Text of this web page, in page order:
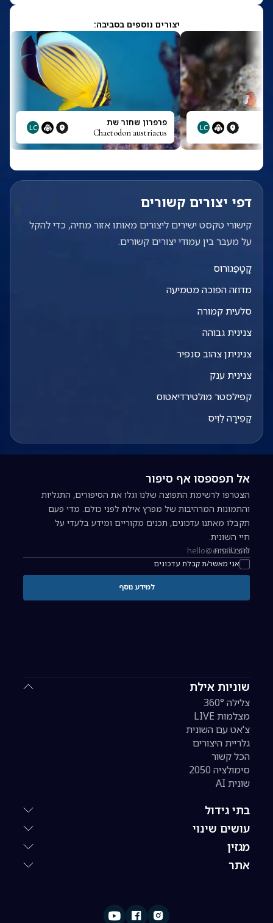
יצורים נוספים בסביבה:
LC פרפרון שחור שת
Chaetodon austriacus
LC
דפי יצורים קשורים
קישורי טקסט ישירים ליצורים מאותו אזור מחיה, כדי להקל
על מעבר בין עמודי יצורים קשורים.
קָטָפַּגוּרוּס
מדוזה הפוכה מטמיעה
סלעית קמורה
צנינית גבוהה
צניניתן צהוב סנפיר
צנינית ענק
קפילסטר מולטירדיאטוס
קַפִירָה לֵוִיס
שוניות אילת
צלילה 360°
מצלמות LIVE
צ'אט עם השונית
גלריית היצורים
הכל קשור
סימולציה 2050
שונית AI
בתי גידול
עושים שינוי
מגזין
אתר
אל תפספסו אף סיפור
הצטרפו לרשימת התפוצה שלנו וגלו את הסיפורים, התגליות
והתמונות המרהיבות של מפרץ אילת לפני כולם. מדי פעם
תקבלו מאתנו עדכונים, תכנים מקוריים ומידע בלעדי על
חיי השונית.
כתובת אימייל להרשמה לניוזלטר
אני מאשר/ת קבלת עדכונים
להצטרפות
למידע נוסף